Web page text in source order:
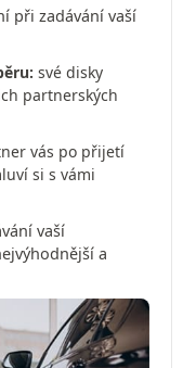
při zadávání vaší
své disky
partnerských
vás po přijetí
si s vámi
vaší
a